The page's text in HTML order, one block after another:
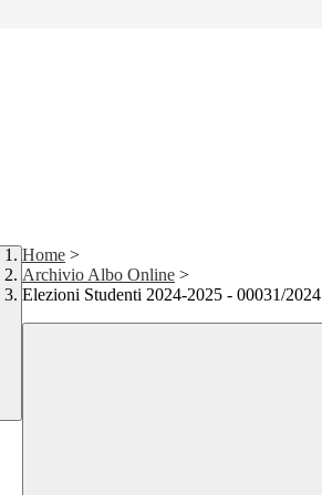
Home >
Archivio Albo Online >
Elezioni Studenti 2024-2025 - 00031/2024